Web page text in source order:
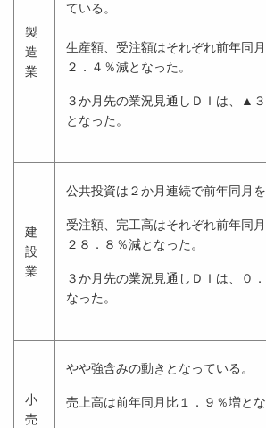
製
造
業
ている。
生産額、受注額はそれぞれ前年同月
２．４％減となった。
３か月先の業況見通しＤＩは、▲
となった。
建
設
業
公共投資は２か月連続で前年同月を
受注額、完工高はそれぞれ前年同月
２８．８％減となった。
３か月先の業況見通しＤＩは、０
なった。
小
売
やや強含みの動きとなっている。
売上高は前年同月比１．９％増とな